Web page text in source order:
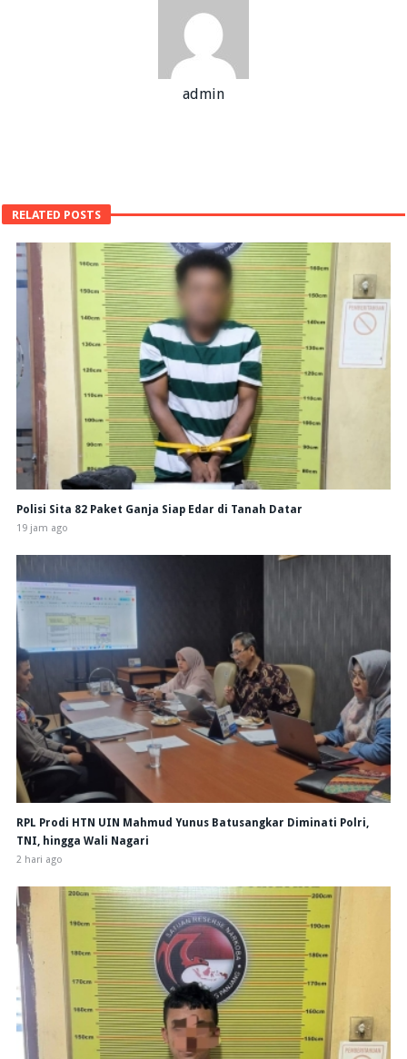
admin
RELATED POSTS
Polisi Sita 82 Paket Ganja Siap Edar di Tanah Datar
19 jam ago
RPL Prodi HTN UIN Mahmud Yunus Batusangkar Diminati Polri,
TNI, hingga Wali Nagari
2 hari ago